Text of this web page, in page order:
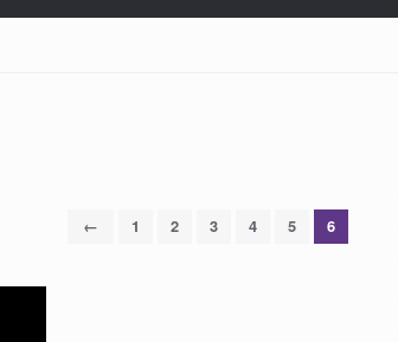
← 1 2 3 4 5 6